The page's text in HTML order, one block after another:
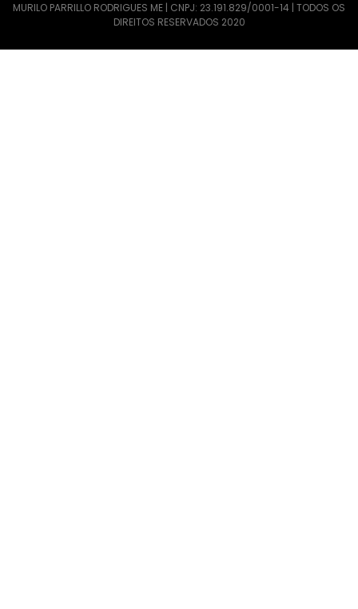
MURILO PARRILLO RODRIGUES ME | CNPJ: 23.191.829/0001-14 | TODOS OS
DIREITOS RESERVADOS 2020